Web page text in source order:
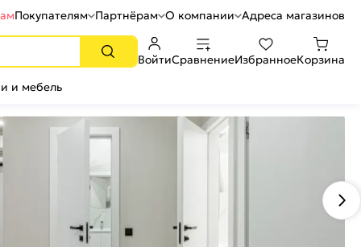
Покупателям Партнёрам О компании Адреса магазинов
ВойтиСравнениеИзбранноеКорзина
и мебель